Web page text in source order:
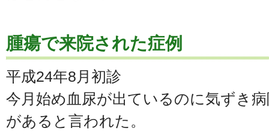
腫瘍で来院された症例
平成24年8月初診
今月始め血尿が出ているのに気ずき
があると言われた。